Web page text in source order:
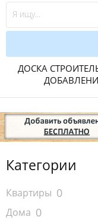
ДОСКА
Категории
Квартиры 0
Дома 0